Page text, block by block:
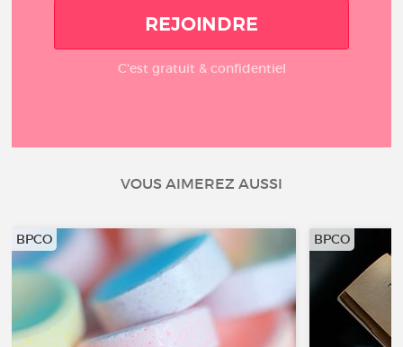
REJOINDRE
C'est gratuit & confidentiel
VOUS AIMEREZ AUSSI
BPCO BPCO